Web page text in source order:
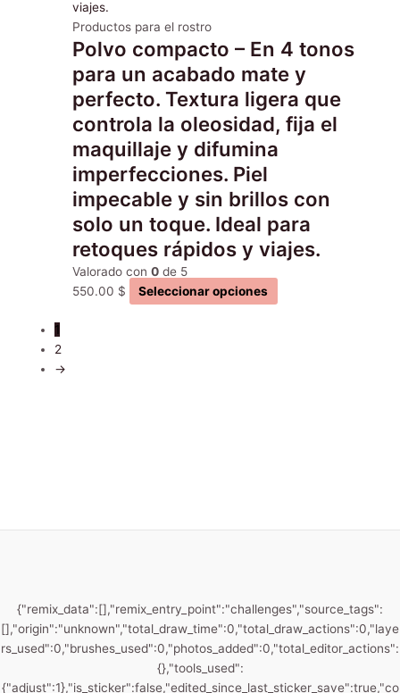
Productos para el rostro
Polvo compacto – En 4 tonos
para un acabado mate y
perfecto. Textura ligera que
controla la oleosidad, fija el
maquillaje y difumina
imperfecciones. Piel
impecable y sin brillos con
solo un toque. Ideal para
retoques rápidos y viajes.
Valorado con0 de 5
550.00 $ Seleccionar opciones
se
elegir
en
la
página
1
2
→
{"remix_data":[],"remix_entry_point":"challenges","source_tags":
[],"origin":"unknown","total_draw_time":0,"total_draw_actions":0,"laye
rs_used":0,"brushes_used":0,"photos_added":0,"total_editor_actions":
{},"tools_used":
{"adjust":1},"is_sticker":false,"edited_since_last_sticker_save":true,"co